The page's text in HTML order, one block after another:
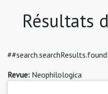
Résultats
Revue: Neophilologica